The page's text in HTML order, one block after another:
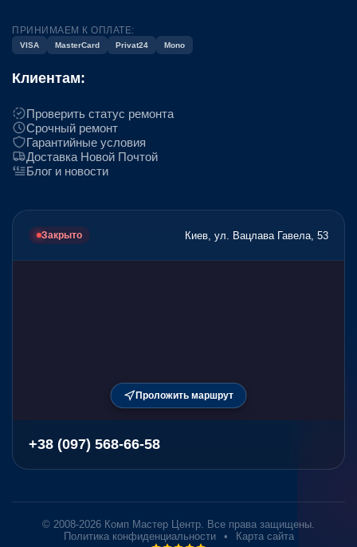
ПРИНИМАЕМ К ОПЛАТЕ:
VISA MasterCard Privat24 Mono
Клиентам:
Проверить статус ремонта
Срочный ремонт
Гарантийные условия
Доставка Новой Почтой
Блог и новости
Закрыто Киев, ул. Вацлава Гавела, 53
Проложить маршрут
+38 (097) 568-66-58
© 2008-2026 Комп Мастер Центр. Все права защищены.
Политика конфиденциальности
• Карта сайта